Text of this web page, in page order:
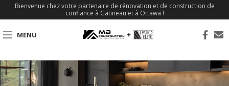
Bienvenue chez votre partenaire de rénovation et de construction de
confiance à Gatineau et à Ottawa !
MENU